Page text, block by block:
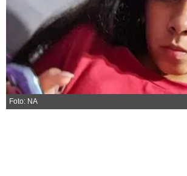
Turismo
Es viral
El tiempo
Fúnebres
Clasificados
Foto: NA